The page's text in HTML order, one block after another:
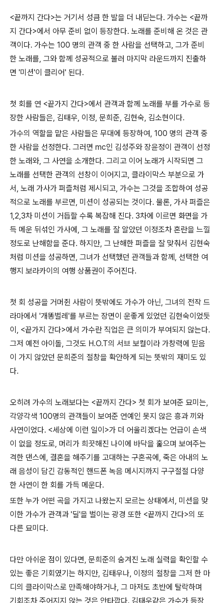
<끝까지 간다>는 거기서 성큼 한 발을 더 내딛는다. 가수는 <끝까
지 간다>에서 아무 준비 없이 등장한다. 노래를 준비해 온 것은 관
객이다. 가수는 100 명의 관객 중 한 사람을 선택하고, 그가 준비
한 노래를, 그와 함께 성공적으로 불러 마지막 라운드까지 진출하
면 '미션'이 클리어' 된다.
첫 회를 연 <끝가지 간다>에서 관객과 함께 노래를 부를 가수로 등
장한 사람들은, 김태우, 이정, 문희준, 김현숙, 김소현이다.
가수의 역할을 맡은 사람들은 무대에 등장하여, 100 명의 관객 중
한 사람을 선정한다. 그러면 mc인 김성주와 장윤정이 관객이 선정
한 노래와, 그 사연을 소개한다. 그리고 이어 노래가 시작되면 그
노래를 선택한 관객의 선창이 이어지고, 클라이막스 부분으로 가
서, 노래 가사가 퍼즐처럼 제시되고, 가수는 그것을 조합하여 성공
적으로 노래를 부르면, 미션이 성공되는 것이다. 물론, 가사 퍼즐은
1,2,3차 미션이 거듭할 수록 복잡해 진다. 3차에 이르면 화면을 가
득 메운 뒤섞인 가사에, 그 노래를 잘 알았던 이정조차 혼란을 느낄
정도로 난해함을 준다. 하지만, 그 난해한 퍼즐을 잘 맞춰서 김현숙
처럼 미션을 성공하면, 그녀가 선택했던 관객들과 함께, 선택한 여
행지 보라카이의 여행 상품권이 주어진다.
첫 회 성공을 거머쥔 사람이 뜻밖에도 가수가 아닌, 그녀의 전작 드
라마에서 '개똥벌레'를 부르는 장면이 운좋게 있었던 김현숙이었듯
이, <끝가지 간다>에서 가수란 직업은 큰 의미가 부여되지 않는다.
그저 예전 아이돌, 그것도 H.O.T의 서브 보컬이라 가창력에 믿음
이 가지 않았던 문희준의 절창을 확안하게 되는 뜻밖의 재미도 있
다.
오히려 가수의 노래보다는 <끝까지 간다> 첫 회가 보여준 묘미는,
각양각색 100명의 관객들이 보여준 연예인 못지 않은 흥과 끼와
사연이었다. <세상에 이런 일이>가 더 어울리겠다는 언급이 손색
이 없을 정도로, 머리가 희끗해진 나이에 바닥을 훑으며 보여주는
격한 댄스에, 결혼을 해주기를 고대하는 구혼곡에, 죽은 아내의 노
래 음성이 담긴 감동적인 핸드폰 녹음 메시지까지 구구절절 다양
한 사연이 한 회를 가득 메운다.
또한 누가 어떤 곡을 가지고 나왔는지 모르는 상태에서, 미션을 맞
이한 가수가 관객과 '딜'을 벌이는 광경 또한 <끝까지 간다>의 또
다른 묘미다.
다만 아쉬운 점이 있다면, 문희준의 숨겨진 노래 실력을 확인할 수
있는 좋은 기회였기는 하지만, 김태우나, 이정의 절창을 그저 한 마
디의 클라이막스로 만족해야하거나, 그 마저도 초반에 탈락하며
기회조차 주어지지 않는 것은 안타깝다. 김태우같은 가수가 등장